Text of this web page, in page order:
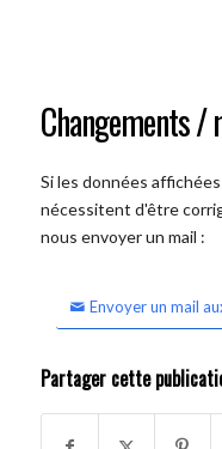
Changements
Si les données
nécessitent d'être
nous envoyer un mail :
Envoyer un mail
Partager cette